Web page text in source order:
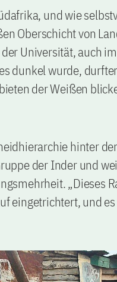
und wie
Oberschicht von
Universität, auch
dunkel wurde,
der Weißen
hinter
der Inder und
„Dieses
eingetrichtert, und